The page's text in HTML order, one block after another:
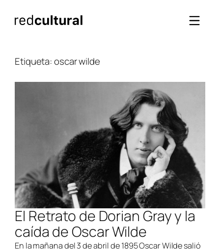
Etiqueta:oscar wilde
El Retrato de Dorian Gray y la
caída de Oscar Wilde
En la mañana del 3 de abril de 1895 Oscar Wilde salió